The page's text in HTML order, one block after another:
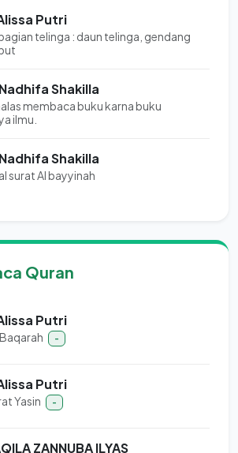
Putri
telinga : daun telinga, gendang
Shakilla
membaca buku karna buku
ilmu.
Shakilla
surat Al bayyinah
Quran
Putri
-
Putri
Yasin -
ZANNUBA ILYAS